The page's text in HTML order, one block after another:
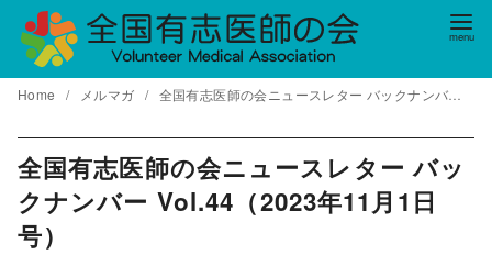
テ
Home メルマガ 全国有志医師の会ニュースレター バックナンバー Vol.44（2023年11月1日号）
全国有志医師の会ニュースレター バッ
クナンバー Vol.44（2023年11月1日
号）